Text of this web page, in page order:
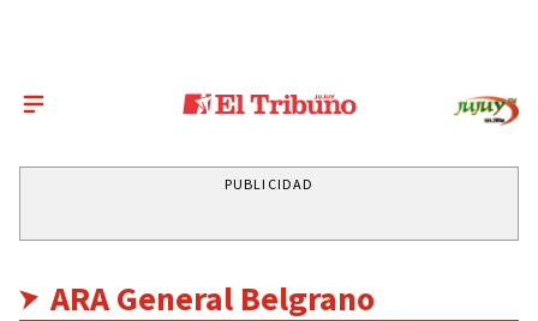
PUBLICIDAD
ARA General Belgrano